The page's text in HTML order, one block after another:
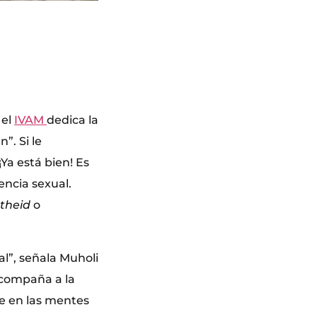
IVAM dedica la
Si le
está bien! Es
sexual.
o
señala Muholi
a la
en las mentes